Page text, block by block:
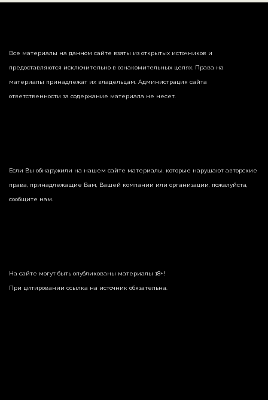
Все материалы на данном сайте взяты из открытых источников и
предоставляются исключительно в ознакомительных целях. Права на
материалы принадлежат их владельцам. Администрация сайта
ответственности за содержание материала не несет.
Если Вы обнаружили на нашем сайте материалы, которые нарушают авторские
права, принадлежащие Вам, Вашей компании или организации, пожалуйста,
сообщите нам.
На сайте могут быть опубликованы материалы 18+!
При цитировании ссылка на источник обязательна.